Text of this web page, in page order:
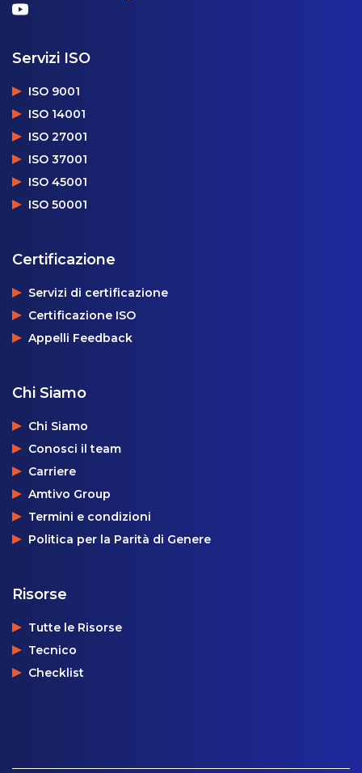
Servizi ISO
ISO 9001
ISO 14001
ISO 27001
ISO 37001
ISO 45001
ISO 50001
Certificazione
Servizi di certificazione
Certificazione ISO
Appelli Feedback
Chi Siamo
Chi Siamo
Conosci il team
Carriere
Amtivo Group
Termini e condizioni
Politica per la Parità di Genere
Risorse
Tutte le Risorse
Tecnico
Checklist